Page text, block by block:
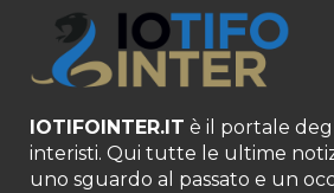
IOTIFOINTER.IT è il portale
interisti. Qui tutte le ultime
uno sguardo al passato e un